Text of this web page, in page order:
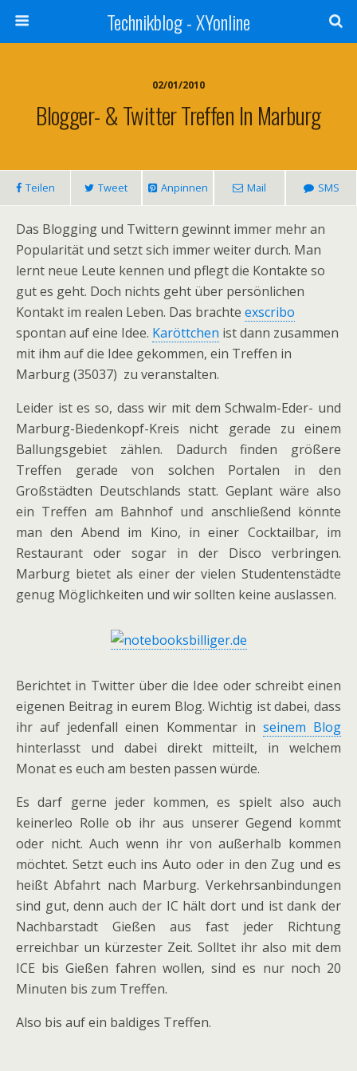
Technikblog - XYonline
02/01/2010
Blogger- & Twitter Treffen In Marburg
Teilen Tweet Anpinnen Mail SMS
Das Blogging und Twittern gewinnt immer mehr an
Popularität und setzt sich immer weiter durch. Man
lernt neue Leute kennen und pflegt die Kontakte so
gut es geht. Doch nichts geht über persönlichen
Kontakt im realen Leben. Das brachte exscribo
spontan auf eine Idee. Karöttchen ist dann zusammen
mit ihm auf die Idee gekommen, ein Treffen in
Marburg (35037) zu veranstalten.
Leider ist es so, dass wir mit dem Schwalm-Eder- und
Marburg-Biedenkopf-Kreis nicht gerade zu einem
Ballungsgebiet zählen. Dadurch finden größere
Treffen gerade von solchen Portalen in den
Großstädten Deutschlands statt. Geplant wäre also
ein Treffen am Bahnhof und anschließend könnte
man den Abend im Kino, in einer Cocktailbar, im
Restaurant oder sogar in der Disco verbringen.
Marburg bietet als einer der vielen Studentenstädte
genug Möglichkeiten und wir sollten keine auslassen.
Berichtet in Twitter über die Idee oder schreibt einen
eigenen Beitrag in eurem Blog. Wichtig ist dabei, dass
ihr auf jedenfall einen Kommentar in seinem Blog
hinterlasst und dabei direkt mitteilt, in welchem
Monat es euch am besten passen würde.
Es darf gerne jeder kommen, es spielt also auch
keinerleo Rolle ob ihr aus unserer Gegend kommt
oder nicht. Auch wenn ihr von außerhalb kommen
möchtet. Setzt euch ins Auto oder in den Zug und es
heißt Abfahrt nach Marburg. Verkehrsanbindungen
sind gut, denn auch der IC hält dort und ist dank der
Nachbarstadt Gießen aus fast jeder Richtung
erreichbar un kürzester Zeit. Solltet ihr also mit dem
ICE bis Gießen fahren wollen, sind es nur noch 20
Minuten bis zum Treffen.
Also bis auf ein baldiges Treffen.